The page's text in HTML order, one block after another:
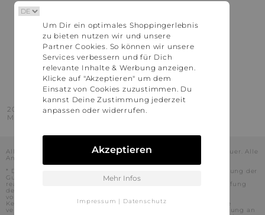
Österreich
Schweiz
France
United States
2016 - 2026 © Stylaholic.
Made for you with love in munich.
Alle Preise inkl. der jeweils geltenden gesetzlichen Mehrwertsteuer. Alle
Angaben ohne Gewähr.
* Die angezeigten Preise beinhalten Rabatte, die durch die Nutzung der
Gutschein-Codes auf den Seiten unserer Partner voraussichtlich
realisiert werden können. Stylaholic führt keine vollständige Prüfung
der Gutschein-Codes durch und es kann daher in Einzelfällen
vorkommen, dass die Gutscheine abweichend von unserem
Kenntnisstand bei dem jeweiligen Shop nicht oder nur teilweise
verwendet werden können. Darüber hinaus kann deren Verwendung an
Um Dir ein optimales Shoppingerlebnis
zu bieten nutzen wir und unsere
Partner Cookies. So können wir unsere
Services verbessern und für Dich
relevante Inhalte & Werbung anzeigen.
Klicke auf "Akzeptieren" um dem
Einsatz von Cookies zuzustimmen. Du
kannst Deine Zustimmung jederzeit
anpassen oder widerrufen.
Akzeptieren
Mehr Infos
Impressum | Datenschutz